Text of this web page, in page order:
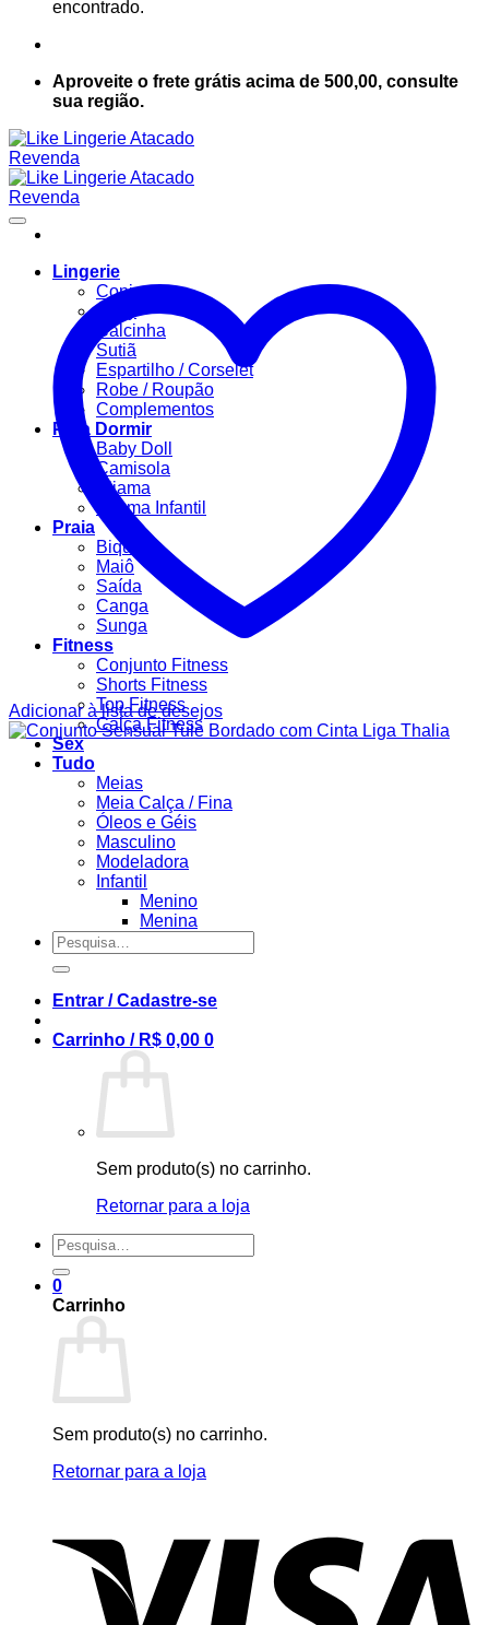
encontrado.
Aproveite o frete grátis acima de 500,00, consulte
sua região.
Lingerie
Conjuntos
Body
Calcinha
Sutiã
Espartilho / Corselet
Robe / Roupão
Complementos
Para Dormir
Baby Doll
Camisola
Pijama
Pijama Infantil
Praia
Biquíni
Maiô
Saída
Canga
Sunga
Fitness
Conjunto Fitness
Shorts Fitness
Top Fitness
Calça Fitness
Sex
Tudo
Meias
Meia Calça / Fina
Óleos e Géis
Masculino
Modeladora
Infantil
Menino
Menina
Pesquisar
por:
Entrar / Cadastre-se
Carrinho / R$ 0,00 0
Sem produto(s) no carrinho.
Retornar para a loja
Pesquisar
por:
0
Carrinho
Sem produto(s) no carrinho.
Retornar para a loja
Adicionar à lista de desejos